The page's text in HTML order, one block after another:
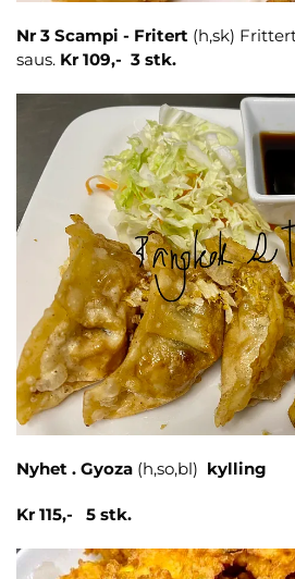
Nr 3 Scampi - Fritert (h,sk)
saus. Kr 109,- 3 stk.
Nyhet . Gyoza (h,so,bl) kylling
Kr 115,- 5 stk.